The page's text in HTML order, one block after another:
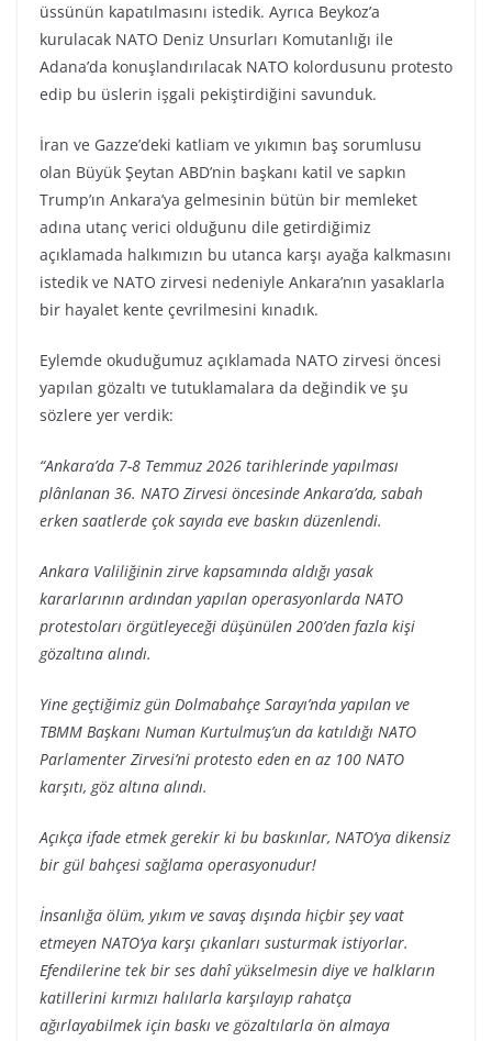
üssünün kapatılmasını istedik. Ayrıca Beykoz’a
kurulacak NATO Deniz Unsurları Komutanlığı ile
Adana’da konuşlandırılacak NATO kolordusunu protesto
edip bu üslerin işgali pekiştirdiğini savunduk.
İran ve Gazze’deki katliam ve yıkımın baş sorumlusu
olan Büyük Şeytan ABD’nin başkanı katil ve sapkın
Trump’ın Ankara’ya gelmesinin bütün bir memleket
adına utanç verici olduğunu dile getirdiğimiz
açıklamada halkımızın bu utanca karşı ayağa kalkmasını
istedik ve NATO zirvesi nedeniyle Ankara’nın yasaklarla
bir hayalet kente çevrilmesini kınadık.
Eylemde okuduğumuz açıklamada NATO zirvesi öncesi
yapılan gözaltı ve tutuklamalara da değindik ve şu
sözlere yer verdik:
“Ankara’da 7-8 Temmuz 2026 tarihlerinde yapılması
plânlanan 36. NATO Zirvesi öncesinde Ankara’da, sabah
erken saatlerde çok sayıda eve baskın düzenlendi.
Ankara Valiliğinin zirve kapsamında aldığı yasak
kararlarının ardından yapılan operasyonlarda NATO
protestoları örgütleyeceği düşünülen 200’den fazla kişi
gözaltına alındı.
Yine geçtiğimiz gün Dolmabahçe Sarayı’nda yapılan ve
TBMM Başkanı Numan Kurtulmuş’un da katıldığı NATO
Parlamenter Zirvesi’ni protesto eden en az 100 NATO
karşıtı, göz altına alındı.
Açıkça ifade etmek gerekir ki bu baskınlar, NATO’ya dikensiz
bir gül bahçesi sağlama operasyonudur!
İnsanlığa ölüm, yıkım ve savaş dışında hiçbir şey vaat
etmeyen NATO’ya karşı çıkanları susturmak istiyorlar.
Efendilerine tek bir ses dahî yükselmesin diye ve halkların
katillerini kırmızı halılarla karşılayıp rahatça
ağırlayabilmek için baskı ve gözaltılarla ön almaya